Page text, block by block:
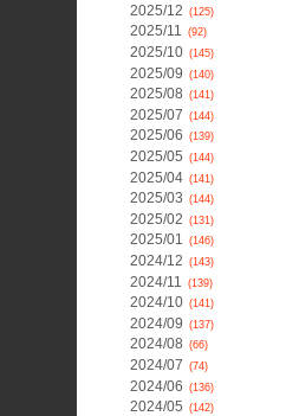
2025/12 (125)
2025/11 (92)
2025/10 (145)
2025/09 (140)
2025/08 (141)
2025/07 (144)
2025/06 (139)
2025/05 (144)
2025/04 (141)
2025/03 (144)
2025/02 (131)
2025/01 (146)
2024/12 (143)
2024/11 (139)
2024/10 (141)
2024/09 (137)
2024/08 (66)
2024/07 (74)
2024/06 (136)
2024/05 (142)